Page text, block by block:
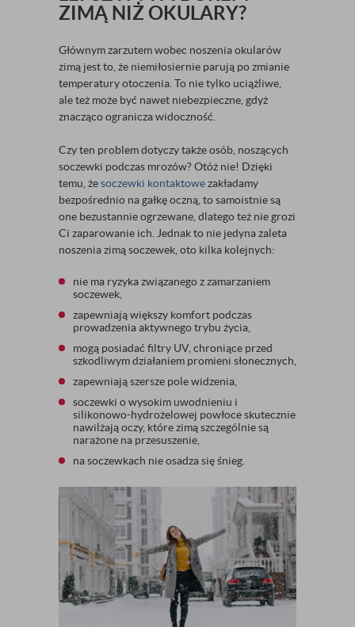
ZIMĄ NIŻ OKULARY?
Głównym zarzutem wobec noszenia okularów
zimą jest to, że niemiłosiernie parują po zmianie
temperatury otoczenia. To nie tylko uciążliwe,
ale też może być nawet niebezpieczne, gdyż
znacząco ogranicza widoczność.
Czy ten problem dotyczy także osób, noszących
soczewki podczas mrozów? Otóż nie! Dzięki
temu, żesoczewki kontaktowezakładamy
bezpośrednio na gałkę oczną, to samoistnie są
one bezustannie ogrzewane, dlatego też nie grozi
Ci zaparowanie ich. Jednak to nie jedyna zaleta
noszenia zimą soczewek, oto kilka kolejnych:
nie ma ryzyka związanego z zamarzaniem
soczewek,
zapewniają większy komfort podczas
prowadzenia aktywnego trybu życia,
mogą posiadać filtry UV, chroniące przed
szkodliwym działaniem promieni słonecznych,
zapewniają szersze pole widzenia,
soczewki o wysokim uwodnieniu i
silikonowo-hydrożelowej powłoce skutecznie
nawilżają oczy, które zimą szczególnie są
narażone na przesuszenie,
na soczewkach nie osadza się śnieg.